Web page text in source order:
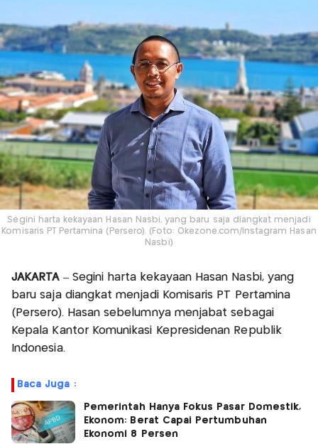
Segini harta kekayaan Hasan Nasbi, yang baru saja diangkat menjadi
Komisaris PT Pertamina (Persero). (Foto: Okezone.com/Instagram Hasan
Nasbi)
JAKARTA– Segini harta kekayaan Hasan Nasbi, yang
baru saja diangkat menjadi Komisaris PT Pertamina
(Persero). Hasan sebelumnya menjabat sebagai
Kepala Kantor Komunikasi Kepresidenan Republik
Indonesia.
Baca Juga :
Pemerintah Hanya Fokus Pasar Domestik,
Ekonom: Berat Capai Pertumbuhan
Ekonomi 8 Persen